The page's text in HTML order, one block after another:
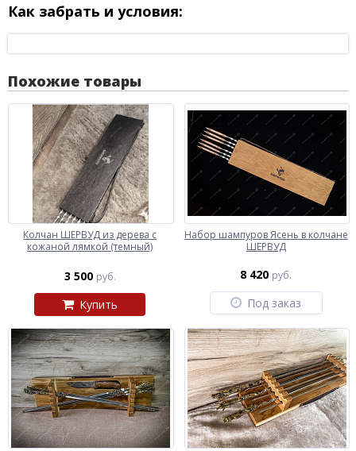
Как забрать и условия:
Похожие товары
Колчан ШЕРВУД из дерева с
кожаной лямкой (темный)
3 500 руб.
Купить
Набор шампуров Ясень в колчане
ШЕРВУД
8 420 руб.
Под заказ